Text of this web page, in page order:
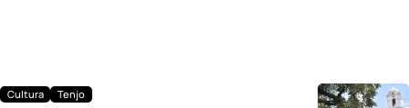
Cultura
Tenjo